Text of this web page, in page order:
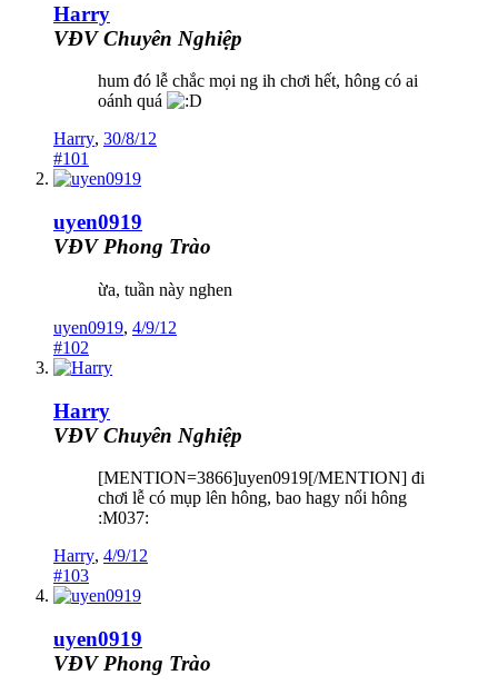
Harry
VĐV Chuyên Nghiệp
hum đó lễ chắc mọi ng ih chơi hết, hông có ai
oánh quá
Harry, 30/8/12
#101
uyen0919
VĐV Phong Trào
ừa, tuần này nghen
uyen0919, 4/9/12
#102
Harry
VĐV Chuyên Nghiệp
[MENTION=3866]uyen0919[/MENTION] đi
chơi lễ có mụp lên hông, bao hagy nổi hông
:M037:
Harry, 4/9/12
#103
uyen0919
VĐV Phong Trào